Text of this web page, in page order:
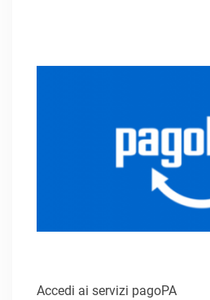
Accedi ai servizi pagoPA